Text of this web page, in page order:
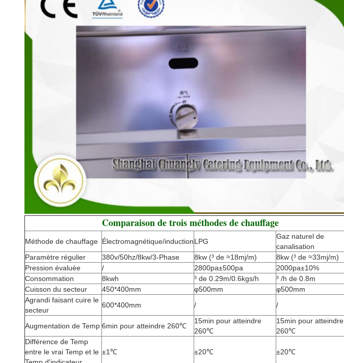
Comparaison de trois méthodes de chauffage
Méthode de chauffage Électromagnétique/inductionLPG
Gaz naturel de
canalisation
Paramètre régulier
380v/50hz/8kw/3-Phase 8kw (³ de ≈18mj/m)
8kw (³ de ≈33mj/m)
Pression évaluée
/ 2800pa±500pa
2000pa±10%
Consommation
8kwh ³ de 0.29m/0.6kgs/h
³ /h de 0.8m
Cuisson du secteur
450*400mm φ500mm
φ500mm
Agrandi faisant cuire le
secteur
600*400mm / /
Augmentation de Temp 6min pour atteindre 260℃
15min pour atteindre
260℃
15min pour atteindre
260℃
Différence de Temp
entre le vrai Temp et le ±1℃ ±20℃ ±20℃